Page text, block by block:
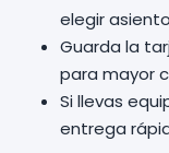
elegir
Guarda la
para mayor
Si llevas
entrega